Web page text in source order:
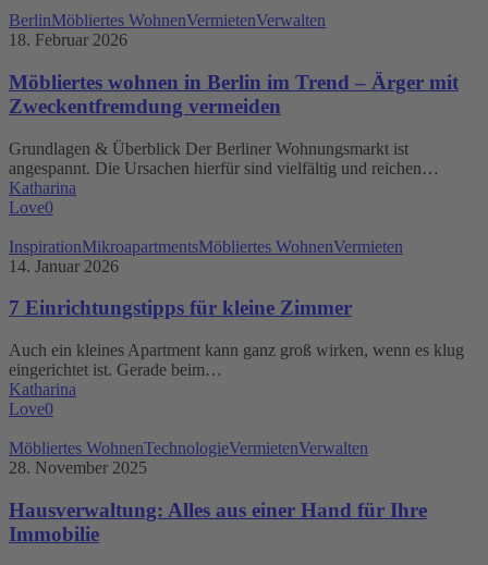
ein
echter
Möbliertes
wohnen
Berlin
im
Trend
Ärger
mit
Zweckentfremdung
vermeiden
BerlinMöbliertes WohnenVermietenVerwalten
18. Februar 2026
Möbliertes wohnen in Berlin im Trend – Ärger mit
Zweckentfremdung vermeiden
Grundlagen & Überblick Der Berliner Wohnungsmarkt ist
angespannt. Die Ursachen hierfür sind vielfältig und reichen…
Katharina
Love0
7
Einrichtungstipps
kleine
InspirationMikroapartmentsMöbliertes WohnenVermieten
14. Januar 2026
7 Einrichtungstipps für kleine Zimmer
Auch ein kleines Apartment kann ganz groß wirken, wenn es klug
eingerichtet ist. Gerade beim…
Katharina
Love0
Hausverwaltung:
Alles
einer
Hand
für
Möbliertes WohnenTechnologieVermietenVerwalten
28. November 2025
Hausverwaltung: Alles aus einer Hand für Ihre
Immobilie